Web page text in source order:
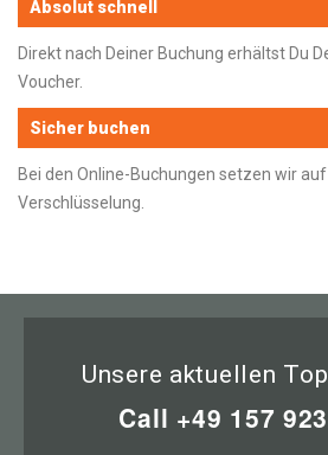
Absolut schnell
Direkt nach Deiner Buchung erhältst Du
Voucher.
Sicher buchen
Bei den Online-Buchungen setzen wir auf
Verschlüsselung.
Unsere aktuellen
Call +49 157